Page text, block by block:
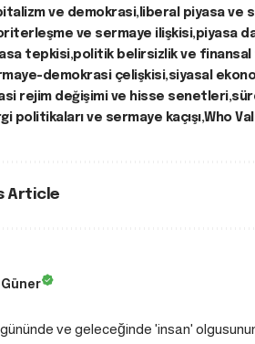
ve demokrasi liberal piyasa ve
ve sermaye ilişkisi piyasa
tepkisi politik belirsizlik ve finansal
demokrasi çelişkisi siyasal
rejim değişimi ve hisse senetleri
politikaları ve sermaye kaçışı Who
Article
ve geleceğinde 'insan'